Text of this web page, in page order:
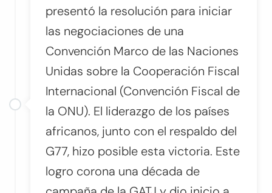
presentó la resolución para iniciar
las negociaciones de una
Convención Marco de las Naciones
Unidas sobre la Cooperación Fiscal
Internacional (Convención Fiscal de
la ONU). El liderazgo de los países
africanos, junto con el respaldo del
G77, hizo posible esta victoria. Este
logro corona una década de